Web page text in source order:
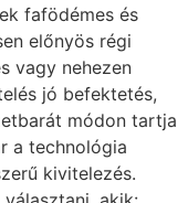
fafödémes és
előnyös régi
vagy nehezen
jó befektetés,
módon tartja
a technológia
kivitelezés.